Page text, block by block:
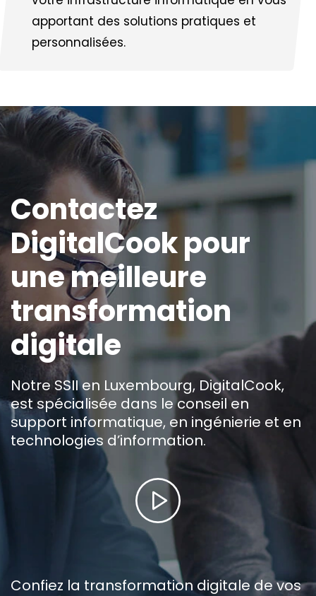
apportant des solutions pratiques et
personnalisées.
Contactez
DigitalCook pour
une meilleure
transformation
digitale
Notre SSII en Luxembourg, DigitalCook,
est spécialisée dans le conseil en
support informatique, en ingénierie et en
technologies d’information.
Confiez la transformation digitale de vos